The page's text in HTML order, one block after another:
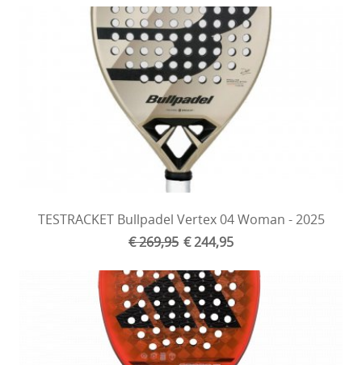
TESTRACKET Bullpadel Vertex 04 Woman - 2025
€ 269,95 € 244,95